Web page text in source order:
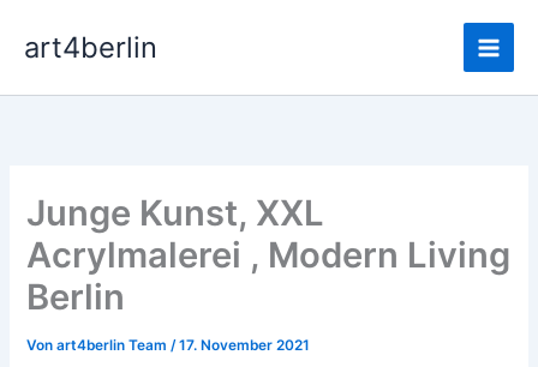
Inhaltart4berlin
Main
Junge Kunst, XXL
Acrylmalerei , Modern Living
Berlin
Vonart4berlin Team/17. November 2021